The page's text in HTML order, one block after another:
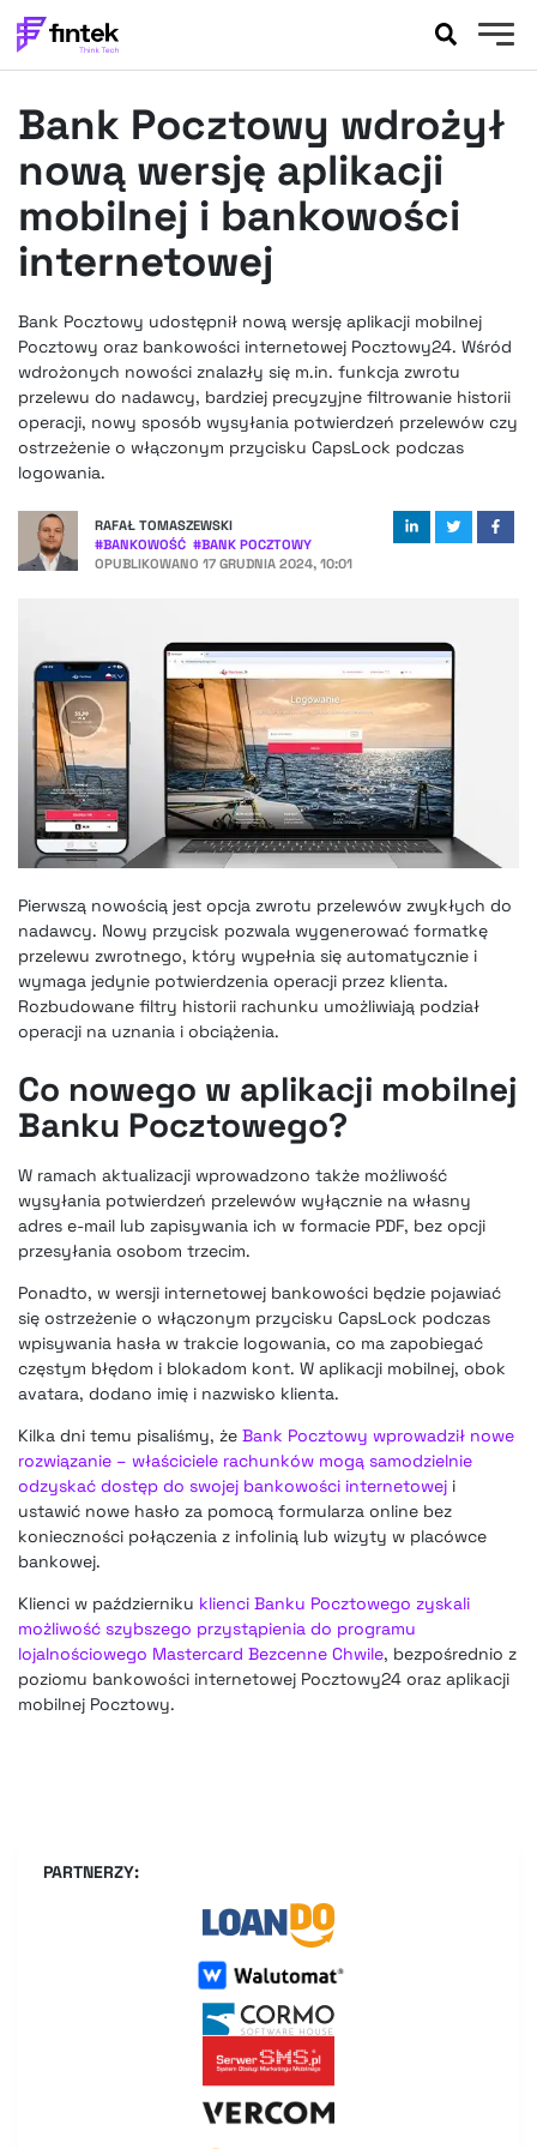
BANKOWOŚĆ
FELIETONY
WYWIADY
LEGAL
FINTEKEXTRA
OKIEM EKSPERTA
Bank Pocztowy wdrożył
nową wersję aplikacji
mobilnej i bankowości
internetowej
Bank Pocztowy udostępnił nową wersję aplikacji mobilnej
Pocztowy oraz bankowości internetowej Pocztowy24. Wśród
wdrożonych nowości znalazły się m.in. funkcja zwrotu
przelewu do nadawcy, bardziej precyzyjne filtrowanie historii
operacji, nowy sposób wysyłania potwierdzeń przelewów czy
ostrzeżenie o włączonym przycisku CapsLock podczas
logowania.
RAFAŁ TOMASZEWSKI
#BANKOWOŚĆ #BANK POCZTOWY
OPUBLIKOWANO 17 GRUDNIA 2024, 10:01
Pierwszą nowością jest opcja zwrotu przelewów zwykłych do
nadawcy. Nowy przycisk pozwala wygenerować formatkę
przelewu zwrotnego, który wypełnia się automatycznie i
wymaga jedynie potwierdzenia operacji przez klienta.
Rozbudowane filtry historii rachunku umożliwiają podział
operacji na uznania i obciążenia.
Co nowego w aplikacji mobilnej
Banku Pocztowego?
W ramach aktualizacji wprowadzono także możliwość
wysyłania potwierdzeń przelewów wyłącznie na własny
adres e-mail lub zapisywania ich w formacie PDF, bez opcji
przesyłania osobom trzecim.
Ponadto, w wersji internetowej bankowości będzie pojawiać
się ostrzeżenie o włączonym przycisku CapsLock podczas
wpisywania hasła w trakcie logowania, co ma zapobiegać
częstym błędom i blokadom kont. W aplikacji mobilnej, obok
avatara, dodano imię i nazwisko klienta.
Kilka dni temu pisaliśmy, że Bank Pocztowy wprowadził nowe
rozwiązanie – właściciele rachunków mogą samodzielnie
odzyskać dostęp do swojej bankowości internetowej i
ustawić nowe hasło za pomocą formularza online bez
konieczności połączenia z infolinią lub wizyty w placówce
bankowej.
Klienci w październiku klienci Banku Pocztowego zyskali
możliwość szybszego przystąpienia do programu
lojalnościowego Mastercard Bezcenne Chwile, bezpośrednio z
poziomu bankowości internetowej Pocztowy24 oraz aplikacji
mobilnej Pocztowy.
PARTNERZY: